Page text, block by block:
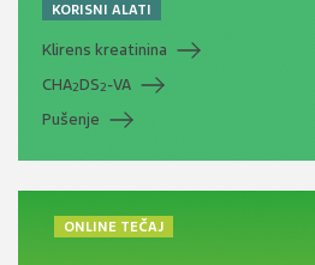
KORISNI ALATI
Klirens kreatinina
CHA2DS2-VA
Pušenje
ONLINE TEČAJ